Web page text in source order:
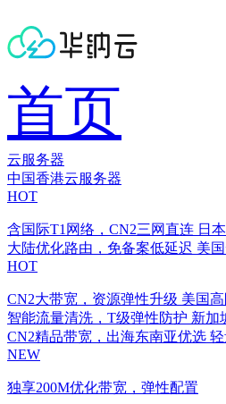
首页
云服务器
中国香港云服务器
HOT
含国际T1网络，CN2三网直连 日
大陆优化路由，免备案低延迟 美
HOT
CN2大带宽，资源弹性升级 美国
智能流量清洗，T级弹性防护 新加
CN2精品带宽，出海东南亚优选
NEW
独享200M优化带宽，弹性配置